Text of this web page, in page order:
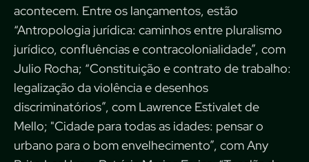
acontecem. Entre os lançamentos, estão
“Antropologia jurídica: caminhos entre pluralismo
jurídico, confluências e contracolonialidade”, com
Julio Rocha; “Constituição e contrato de trabalho:
legalização da violência e desenhos
discriminatórios”, com Lawrence Estivalet de
Mello; "Cidade para todas as idades: pensar o
urbano para o bom envelhecimento”, com Any